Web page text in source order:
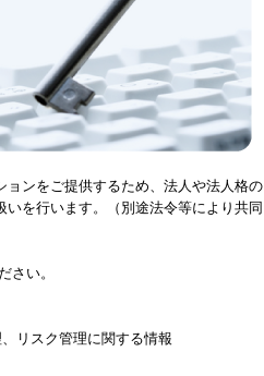
ンをご提供するため、法人や法人格の
を行います。（別途法令等により共同
さい。
リスク管理に関する情報